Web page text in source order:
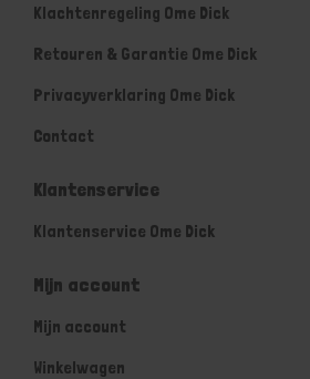
Klachtenregeling Ome Dick
Retouren & Garantie Ome Dick
Privacyverklaring Ome Dick
Contact
Klantenservice
Klantenservice Ome Dick
Mijn account
Mijn account
Winkelwagen